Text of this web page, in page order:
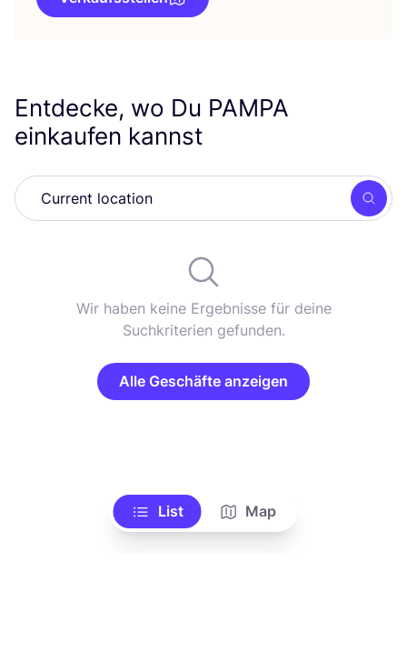
Entdecke, wo Du PAMPA
einkaufen kannst
Wir haben keine Ergebnisse für deine
Suchkriterien gefunden.
Alle Geschäfte anzeigen
List Map